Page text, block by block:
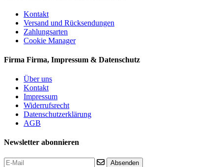
Kontakt
Versand und Rücksendungen
Zahlungsarten
Cookie Manager
Firma Firma, Impressum & Datenschutz
Über uns
Kontakt
Impressum
Widerrufsrecht
Datenschutzerklärung
AGB
Newsletter abonnieren
Absenden